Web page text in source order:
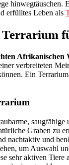
hinwegtäuschen.
erfülltes Leben als
Afrikanischen
verbreiteten
Ein
Graben zu
nachtaktiv und
um Auswahl
sehr aktiven Tiere